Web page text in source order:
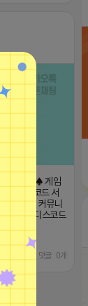
♠ 게임
용 디스코드 서
세요! ♠ 커뮤니
작 다수 [디스코드
댓글: 0개